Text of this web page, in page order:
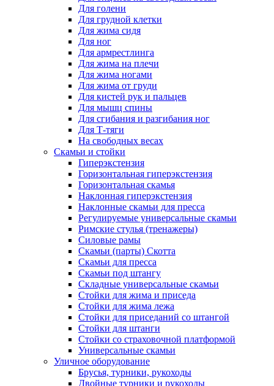
Для голени
Для грудной клетки
Для жима сидя
Для ног
Для армрестлинга
Для жима на плечи
Для жима ногами
Для жима от груди
Для кистей рук и пальцев
Для мышц спины
Для сгибания и разгибания ног
Для Т-тяги
На свободных весах
Скамьи и стойки
Гиперэкстензия
Горизонтальная гиперэкстензия
Горизонтальная скамья
Наклонная гиперэкстензия
Наклонные скамьи для пресса
Регулируемые универсальные скамьи
Римские стулья (тренажеры)
Силовые рамы
Скамьи (парты) Скотта
Скамьи для пресса
Скамьи под штангу
Складные универсальные скамьи
Стойки для жима и приседа
Стойки для жима лежа
Стойки для приседаний со штангой
Стойки для штанги
Стойки со страховочной платформой
Универсальные скамьи
Уличное оборудование
Брусья, турники, рукоходы
Двойные турники и рукоходы